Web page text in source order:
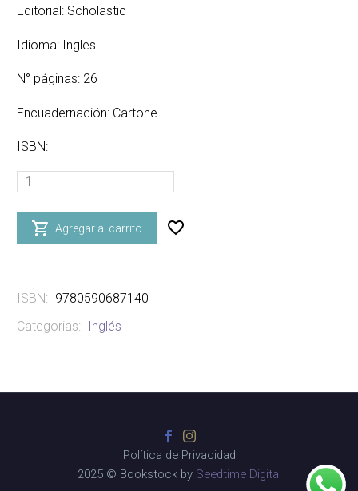
Editorial: Scholastic
Idioma: Ingles
N° páginas: 26
Encuadernación: Cartone
ISBN:
LITTLE
NUMBERS
 Agregar al carrito
ISBN: 9780590687140
Categorias:
Inglés
Política de Privacidad
2025 © Bookstock by Seedtime Digital